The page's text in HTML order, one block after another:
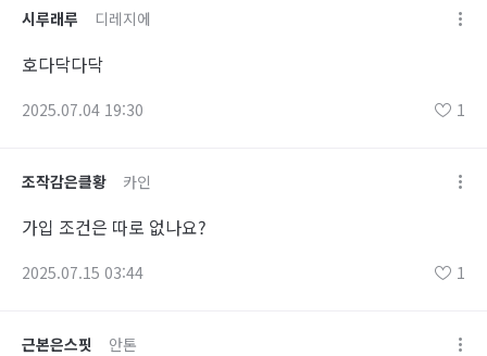
시루래루 디레지에
호다닥다닥
2025.07.04 19:30 1
조작감은클황 카인
가입 조건은 따로 없나요?
2025.07.15 03:44 1
근본은스핏 안톤